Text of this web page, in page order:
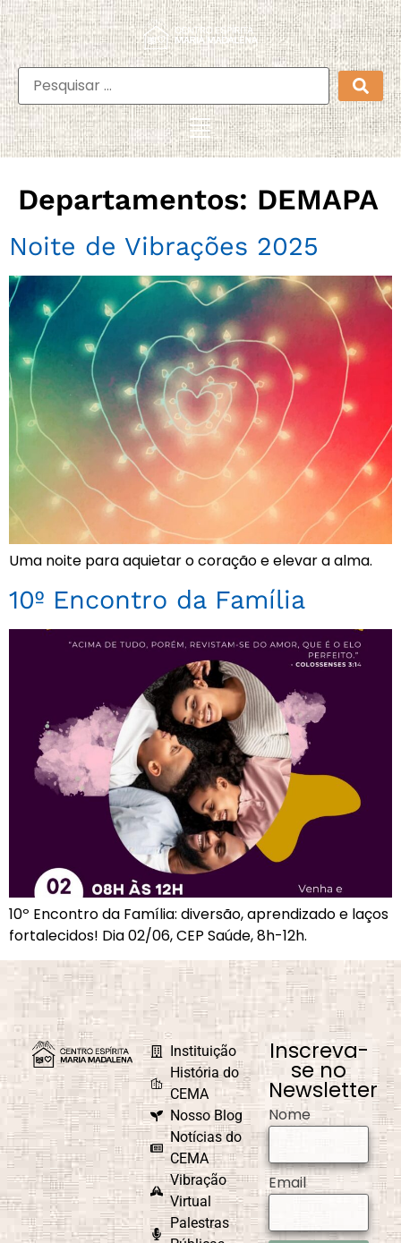
Departamentos: DEMAPA
Noite de Vibrações 2025
Uma noite para aquietar o coração e elevar a alma.
10º Encontro da Família
10º Encontro da Família: diversão, aprendizado e laços
fortalecidos! Dia 02/06, CEP Saúde, 8h-12h.
Instituição
História do
CEMA
Nosso Blog
Notícias do
CEMA
Vibração
Virtual
Palestras
Inscreva-
se no
Newsletter
Nome
Email